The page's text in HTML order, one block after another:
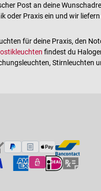
Post an deine
oder Praxis ein und wir
für deine Praxis, den
findest du
Stirnleuchten